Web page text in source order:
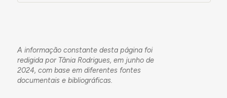
A informação constante desta página foi
redigida por Tânia Rodrigues, em junho de
2024, com base em diferentes fontes
documentais e bibliográficas.